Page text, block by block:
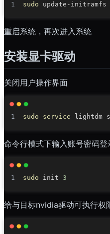
sudo update-initramfs
重启系统，再次进入系统
安装显卡驱动
关闭用户操作界面
sudo service
命令行模式下输入账号密码
sudo init 3
给与目标nvidia驱动可执行权